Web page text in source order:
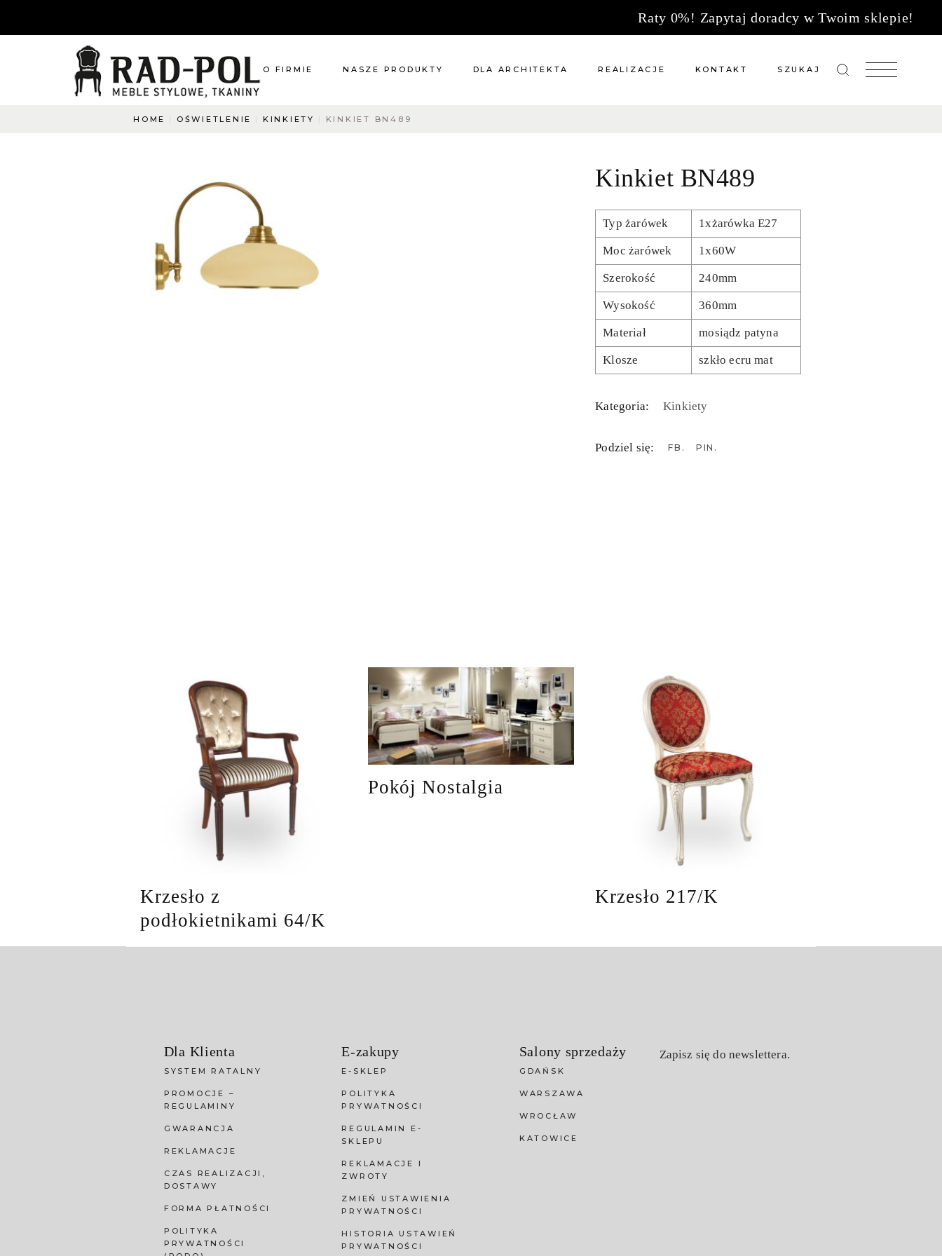
Raty 0%! Zapytaj doradcy w Twoim sklepie!
O FIRMIE NASZE PRODUKTY DLA ARCHITEKTA REALIZACJE KONTAKT
Kuchnie
SZUKAJ
HOME OŚWIETLENIE KINKIETY KINKIET BN489
Kinkiet BN489
Typ żarówek 1xżarówka E27
Moc żarówek 1x60W
Szerokość 240mm
Wysokość 360mm
Materiał mosiądz patyna
Klosze szkło ecru mat
Kategoria: Kinkiety
Podziel się: FB PIN
Krzesło z
podłokietnikami 64/K
Pokój Nostalgia
Krzesło 217/K
Dla Klienta
SYSTEM RATALNY
PROMOCJE –
REGULAMINY
GWARANCJA
REKLAMACJE
CZAS REALIZACJI,
DOSTAWY
FORMA PŁATNOŚCI
POLITYKA
PRYWATNOŚCI
E-zakupy
E-SKLEP
POLITYKA
PRYWATNOŚCI
REGULAMIN E-
SKLEPU
REKLAMACJE I
ZWROTY
ZMIEŃ USTAWIENIA
PRYWATNOŚCI
HISTORIA USTAWIEŃ
PRYWATNOŚCI
Salony sprzedaży
GDAŃSK
WARSZAWA
WROCŁAW
KATOWICE
Zapisz się do newslettera.